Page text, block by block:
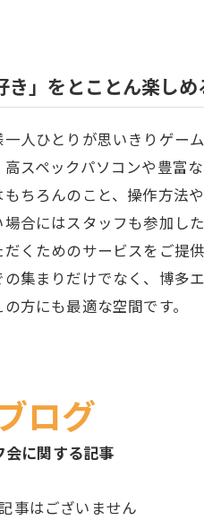
き」をとことん楽し
一人ひとりが思いきりゲー
高スペックパソコンや豊富
もちろんのこと、操作方法
場合にはスタッフも参加し
だくためのサービスをご提
の集まりだけでなく、博多
方にも最適な空間です。
ログ
会に関する記事
事はございません